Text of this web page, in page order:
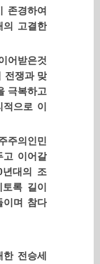
존경하여
의 고결한
어받은것
전쟁과 맞
극복하고
으로 이
주의인민
고 이어갈
년대의 조
록 길이
이며 참다
전승세